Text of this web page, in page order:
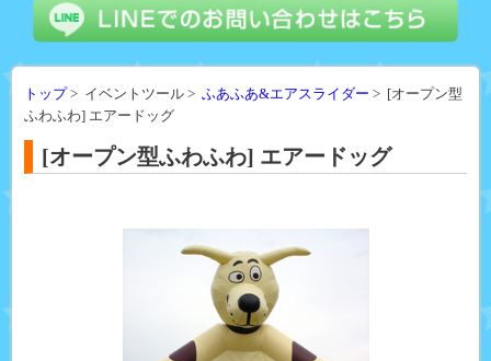
トップ> イベントツール > ふあふあ&エアスライダー > [オープン型
ふわふわ] エアードッグ
[オープン型ふわふわ] エアードッグ